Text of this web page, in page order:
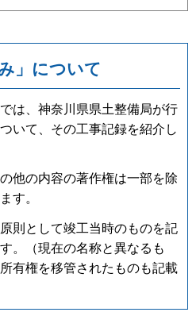
」について
は、神奈川県県土整備局が行
いて、その工事記録を紹介し
他の内容の著作権は一部を除
す。
則として竣工当時のものを記
。（現在の名称と異なるも
有権を移管されたものも記載